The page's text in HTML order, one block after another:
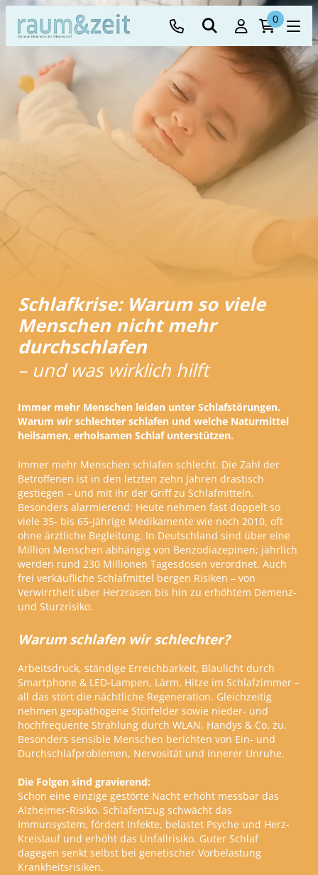
0
Schlafkrise: Warum so viele
Menschen nicht mehr
durchschlafen
– und was wirklich hilft
Immer mehr Menschen leiden unter Schlafstörungen.
Warum wir schlechter schlafen und welche Naturmittel
heilsamen, erholsamen Schlaf unterstützen.
Immer mehr Menschen schlafen schlecht. Die Zahl der
Betroffenen ist in den letzten zehn Jahren drastisch
gestiegen – und mit ihr der Griff zu Schlafmitteln.
Besonders alarmierend: Heute nehmen fast doppelt so
viele 35- bis 65-Jährige Medikamente wie noch 2010, oft
ohne ärztliche Begleitung. In Deutschland sind über eine
Million Menschen abhängig von Benzodiazepinen; jährlich
werden rund 230 Millionen Tagesdosen verordnet. Auch
frei verkäufliche Schlafmittel bergen Risiken – von
Verwirrtheit über Herzrasen bis hin zu erhöhtem Demenz-
und Sturzrisiko.
Warum schlafen wir schlechter?
Arbeitsdruck, ständige Erreichbarkeit, Blaulicht durch
Smartphone & LED-Lampen, Lärm, Hitze im Schlafzimmer –
all das stört die nächtliche Regeneration. Gleichzeitig
nehmen geopathogene Störfelder sowie nieder- und
hochfrequente Strahlung durch WLAN, Handys & Co. zu.
Besonders sensible Menschen berichten von Ein- und
Durchschlafproblemen, Nervosität und innerer Unruhe.
Die Folgen sind gravierend:
Schon eine einzige gestörte Nacht erhöht messbar das
Alzheimer-Risiko. Schlafentzug schwächt das
Immunsystem, fördert Infekte, belastet Psyche und Herz-
Kreislauf und erhöht das Unfallrisiko. Guter Schlaf
dagegen senkt selbst bei genetischer Vorbelastung
Krankheitsrisiken.